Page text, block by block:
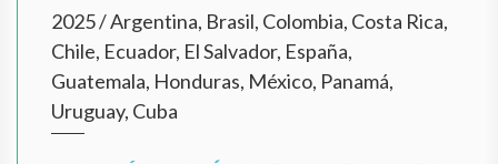
2025/Argentina, Brasil, Colombia, Costa Rica,
Chile, Ecuador, El Salvador, España,
Guatemala, Honduras, México, Panamá,
Uruguay, Cuba